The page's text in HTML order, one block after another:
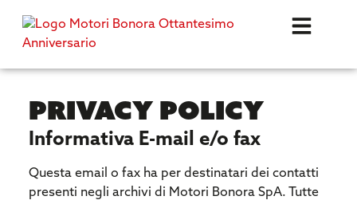
Privacy policy
Informativa E-mail e/o fax
Questa email o fax ha per destinatari dei contatti
presenti negli archivi di Motori Bonora SpA. Tutte